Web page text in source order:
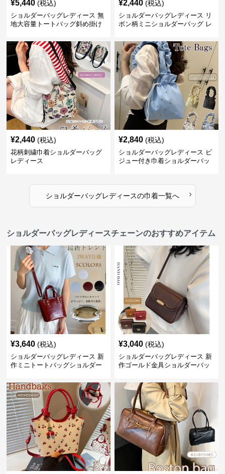
¥5,440 (税込)
ショルダーバッグレディース 無
地大容量トートバッグ斜め掛け
¥2,440 (税込)
ショルダーバッグレディース リ
ボン柄ミニショルダーバッグ レ
¥2,440 (税込)
花柄刺繍巾着ショルダーバッグ
レディース
¥2,840 (税込)
ショルダーバッグレディース ビ
ジュー付き巾着ショルダーバッ
ショルダーバッグレディースの巾着一覧へ ›
ショルダーバッグレディースチェーンのおすすめアイテム
¥3,640 (税込)
ショルダーバッグレディース 新
作ミニトートバッグショルダー
¥3,040 (税込)
ショルダーバッグレディース 新
作ゴールド金具ショルダーバッ